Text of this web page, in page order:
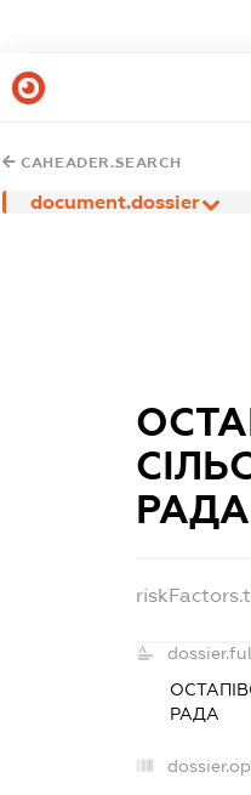
CAHEADER.SEARCH
document.dossier
РАДА
РАДА